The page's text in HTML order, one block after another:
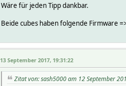
Wäre für jeden Tipp dankbar.
Beide cubes haben folgende Firmware
13 September 2017, 19:31:22
Zitat von: sash5000 am 12 September